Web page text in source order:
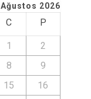
Ağustos 2026
C P
1
2
8
9
15
16